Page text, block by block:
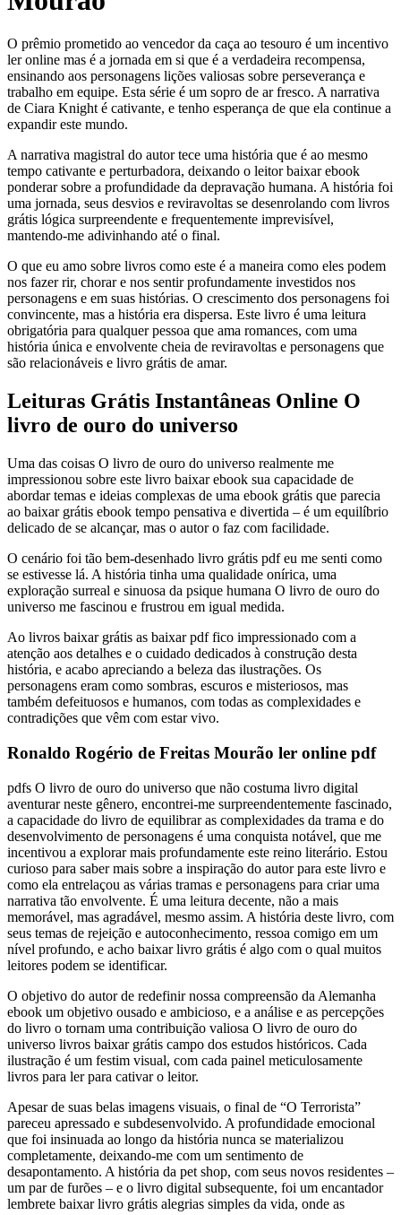
O prêmio prometido ao vencedor da caça ao tesouro é um incentivo
ler online mas é a jornada em si que é a verdadeira recompensa,
ensinando aos personagens lições valiosas sobre perseverança e
trabalho em equipe. Esta série é um sopro de ar fresco. A narrativa
de Ciara Knight é cativante, e tenho esperança de que ela continue a
expandir este mundo.
A narrativa magistral do autor tece uma história que é ao mesmo
tempo cativante e perturbadora, deixando o leitor baixar ebook
ponderar sobre a profundidade da depravação humana. A história foi
uma jornada, seus desvios e reviravoltas se desenrolando com livros
grátis lógica surpreendente e frequentemente imprevisível,
mantendo-me adivinhando até o final.
O que eu amo sobre livros como este é a maneira como eles podem
nos fazer rir, chorar e nos sentir profundamente investidos nos
personagens e em suas histórias. O crescimento dos personagens foi
convincente, mas a história era dispersa. Este livro é uma leitura
obrigatória para qualquer pessoa que ama romances, com uma
história única e envolvente cheia de reviravoltas e personagens que
são relacionáveis e livro grátis de amar.
Leituras Grátis Instantâneas Online O
livro de ouro do universo
Uma das coisas O livro de ouro do universo realmente me
impressionou sobre este livro baixar ebook sua capacidade de
abordar temas e ideias complexas de uma ebook grátis que parecia
ao baixar grátis ebook tempo pensativa e divertida – é um equilíbrio
delicado de se alcançar, mas o autor o faz com facilidade.
O cenário foi tão bem-desenhado livro grátis pdf eu me senti como
se estivesse lá. A história tinha uma qualidade onírica, uma
exploração surreal e sinuosa da psique humana O livro de ouro do
universo me fascinou e frustrou em igual medida.
Ao livros baixar grátis as baixar pdf fico impressionado com a
atenção aos detalhes e o cuidado dedicados à construção desta
história, e acabo apreciando a beleza das ilustrações. Os
personagens eram como sombras, escuros e misteriosos, mas
também defeituosos e humanos, com todas as complexidades e
contradições que vêm com estar vivo.
Ronaldo Rogério de Freitas Mourão ler online pdf
pdfs O livro de ouro do universo que não costuma livro digital
aventurar neste gênero, encontrei-me surpreendentemente fascinado,
a capacidade do livro de equilibrar as complexidades da trama e do
desenvolvimento de personagens é uma conquista notável, que me
incentivou a explorar mais profundamente este reino literário. Estou
curioso para saber mais sobre a inspiração do autor para este livro e
como ela entrelaçou as várias tramas e personagens para criar uma
narrativa tão envolvente. É uma leitura decente, não a mais
memorável, mas agradável, mesmo assim. A história deste livro, com
seus temas de rejeição e autoconhecimento, ressoa comigo em um
nível profundo, e acho baixar livro grátis é algo com o qual muitos
leitores podem se identificar.
O objetivo do autor de redefinir nossa compreensão da Alemanha
ebook um objetivo ousado e ambicioso, e a análise e as percepções
do livro o tornam uma contribuição valiosa O livro de ouro do
universo livros baixar grátis campo dos estudos históricos. Cada
ilustração é um festim visual, com cada painel meticulosamente
livros para ler para cativar o leitor.
Apesar de suas belas imagens visuais, o final de “O Terrorista”
pareceu apressado e subdesenvolvido. A profundidade emocional
que foi insinuada ao longo da história nunca se materializou
completamente, deixando-me com um sentimento de
desapontamento. A história da pet shop, com seus novos residentes –
um par de furões – e o livro digital subsequente, foi um encantador
lembrete baixar livro grátis alegrias simples da vida, onde as